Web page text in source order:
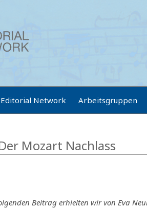
Editorial Network Arbeitsgruppen
Mozart Nachlass
Beitrag erhielten wir von Eva